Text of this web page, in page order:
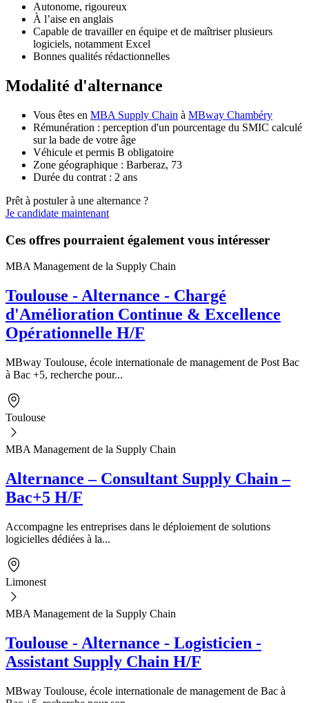
Autonome, rigoureux
À l’aise en anglais
Capable de travailler en équipe et de maîtriser plusieurs
logiciels, notamment Excel
Bonnes qualités rédactionnelles
Modalité d'alternance
Vous êtes en MBA Supply Chain à MBway Chambéry
Rémunération : perception d'un pourcentage du SMIC calculé
sur la bade de votre âge
Véhicule et permis B obligatoire
Zone géographique : Barberaz, 73
Durée du contrat : 2 ans
Prêt à postuler à une alternance ?
Je candidate maintenant
Ces offres pourraient également vous intéresser
MBA Management de la Supply Chain
Toulouse - Alternance - Chargé
d'Amélioration Continue & Excellence
Opérationnelle H/F
MBway Toulouse, école internationale de management de Post Bac
à Bac +5, recherche pour...
Toulouse
MBA Management de la Supply Chain
Alternance – Consultant Supply Chain –
Bac+5 H/F
Accompagne les entreprises dans le déploiement de solutions
logicielles dédiées à la...
Limonest
MBA Management de la Supply Chain
Toulouse - Alternance - Logisticien -
Assistant Supply Chain H/F
MBway Toulouse, école internationale de management de Bac à